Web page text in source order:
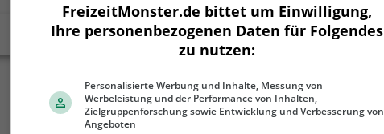
1000 ft
FreizeitMonster.de bittet um Einwilligung,
Ihre personenbezogenen Daten für Folgendes
zu nutzen:
Personalisierte Werbung und Inhalte, Messung von
Werbeleistung und der Performance von Inhalten,
Zielgruppenforschung sowie Entwicklung und Verbesserung von
Angeboten